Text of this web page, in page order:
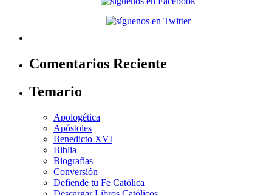
Comentarios Reciente
Temario
Apologética
Apóstoles
Benedicto XVI
Biblia
Biografías
Conversión
Defiende tu Fe Católica